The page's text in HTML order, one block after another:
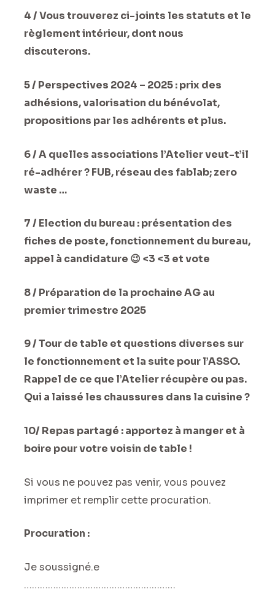
4 / Vous trouverez ci-joints les statuts et le
règlement intérieur, dont nous
discuterons.
5 / Perspectives 2024 – 2025 : prix des
adhésions, valorisation du bénévolat,
propositions par les adhérents et plus.
6 / A quelles associations l’Atelier veut-t’il
ré-adhérer ? FUB, réseau des fablab; zero
waste …
7 / Election du bureau : présentation des
fiches de poste, fonctionnement du bureau,
appel à candidature 😉 <3 <3 et vote
8 / Préparation de la prochaine AG au
premier trimestre 2025
9 / Tour de table et questions diverses sur
le fonctionnement et la suite pour l’ASSO.
Rappel de ce que l’Atelier récupère ou pas.
Qui a laissé les chaussures dans la cuisine ?
10/ Repas partagé : apportez à manger et à
boire pour votre voisin de table !
Si vous ne pouvez pas venir, vous pouvez
imprimer et remplir cette procuration.
Procuration :
Je soussigné.e
…………………………………………………